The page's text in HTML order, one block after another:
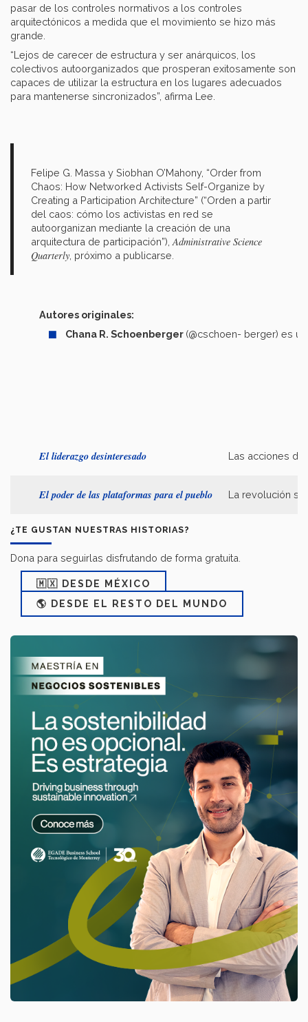
pasar de los controles normativos a los controles
arquitectónicos a medida que el movimiento se hizo más
grande.
“Lejos de carecer de estructura y ser anárquicos, los
colectivos autoorganizados que prosperan exitosamente son
capaces de utilizar la estructura en los lugares adecuados
para mantenerse sincronizados”, afirma Lee.
Felipe G. Massa y Siobhan O’Mahony, “Order from
Chaos: How Networked Activists Self-Organize by
Creating a Participation Architecture” (“Orden a partir
del caos: cómo los activistas en red se
autoorganizan mediante la creación de una
arquitectura de participación”), Administrative Science
Quarterly , próximo a publicarse.
Autores originales:
Chana R. Schoenberger (@cschoen- berger) es
El liderazgo desinteresado Las acciones
El poder de las plataformas para el pueblo La revolución
¿TE GUSTAN NUESTRAS HISTORIAS?
Dona para seguirlas disfrutando de forma gratuita.
🇲🇽 DESDE MÉXICO
🌎 DESDE EL RESTO DEL MUNDO